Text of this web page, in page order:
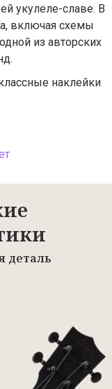
укулеле-славе. В
включая схемы
из авторских
наклейки
деталь